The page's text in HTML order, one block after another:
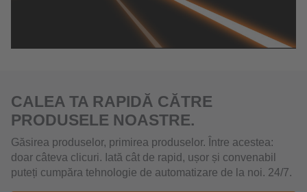
CALEA TA RAPIDĂ CĂTRE
PRODUSELE NOASTRE.
Găsirea produselor, primirea produselor. Între acestea:
doar câteva clicuri. Iată cât de rapid, ușor și convenabil
puteți cumpăra tehnologie de automatizare de la noi. 24/7.